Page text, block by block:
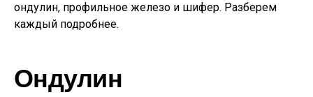
ондулин, профильное железо и шифер. Разберем
каждый подробнее.
Ондулин